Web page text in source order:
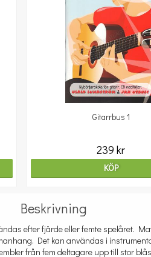
Gitarrbus 1
239 kr
KÖP
Beskrivning
efter fjärde eller femte spelåret.
Det kan användas i
från fem deltagare upp till stor